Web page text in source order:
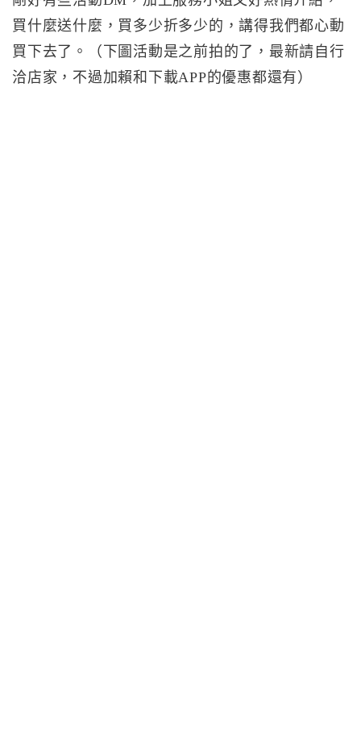
買什麼送什麼，買多少折多少的，講得我們都心動
買下去了。（下圖活動是之前拍的了，最新請自行
洽店家，不過加賴和下載APP的優惠都還有）